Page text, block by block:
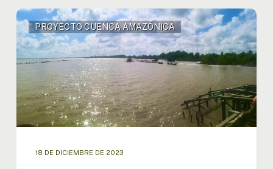
Proyecto
de
restauración
de
manglares
en
Surinam
ofrecerá
incentivos
PROYECTO CUENCA AMAZÓNICA
18 DE DICIEMBRE DE 2023